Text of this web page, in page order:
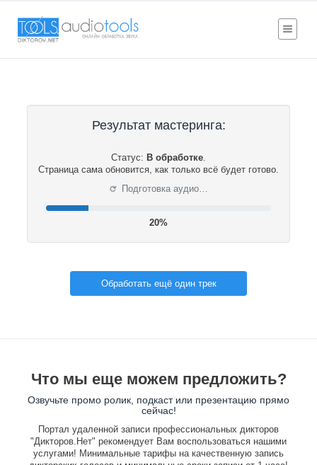
Результат мастеринга:
Статус: В обработке.
Страница сама обновится, как только всё будет готово.
⟳ Подготовка аудио…
20%
Обработать ещё один трек
Что мы еще можем предложить?
Озвучьте промо ролик, подкаст или презентацию прямо
сейчас!
Портал удаленной записи профессиональных дикторов
"Дикторов.Нет" рекомендует Вам воспользоваться нашими
услугами! Минимальные тарифы на качественную запись